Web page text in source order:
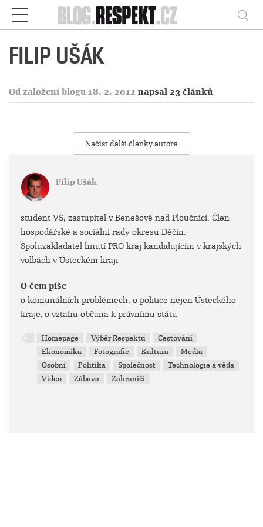
Respekt
FILIP UŠÁK
Od založení blogu 18. 2. 2012 napsal 23 článků
Načíst další články autora
Filip Ušák
student VŠ, zastupitel v Benešově nad Ploučnicí. Člen
hospodářské a sociální rady okresu Děčín.
Spoluzakladatel hnutí PRO kraj kandidujícím v krajských
volbách v Ústeckém kraji
O čem píše
o komunálních problémech, o politice nejen Ústeckého
kraje, o vztahu občana k právnímu státu
Homepage Výběr Respektu
Cestování
Ekonomika
Fotografie Kultura
Média
Osobní
Politika Společnost
Technologie a věda
Video
Zábava Zahraničí